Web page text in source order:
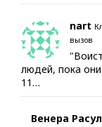
nart
вызов
людей, пока
11…
Венера